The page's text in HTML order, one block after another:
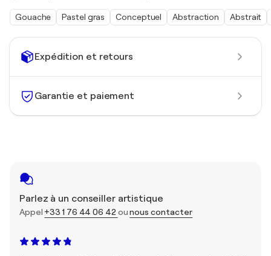
Expédition et retours
Garantie et paiement
Parlez à un conseiller artistique
Appel +33 1 76 44 06 42 ounous contacter
Gouache Pastel gras Conceptuel Abstraction Abstrait